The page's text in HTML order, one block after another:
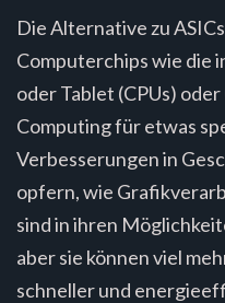
Die Alternative zu
Computerchips wie die
oder Tablet (CPUs)
Computing für etwas
Verbesserungen in
opfern, wie
sind in ihren
aber sie können viel
schneller und